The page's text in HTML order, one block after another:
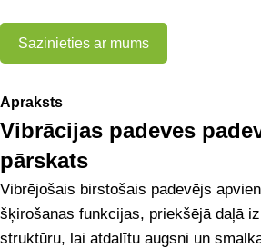
Sazinieties ar mums
Apraksts
Vibrācijas padeves
pārskats
Vibrējošais birstošais padevējs
šķirošanas funkcijas, priekšējā daļā
struktūru, lai atdalītu augsni un